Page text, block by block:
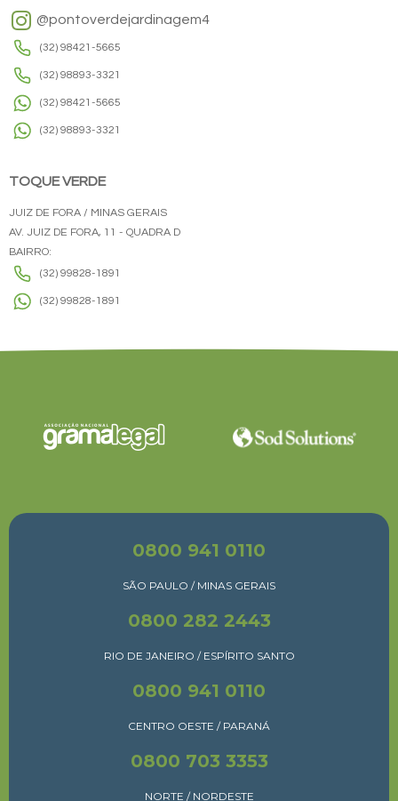
@pontoverdejardinagem4
(32) 98421-5665
(32) 98893-3321
(32) 98421-5665
(32) 98893-3321
TOQUE VERDE
JUIZ DE FORA / MINAS GERAIS
AV. JUIZ DE FORA, 11 - QUADRA D
BAIRRO:
(32) 99828-1891
(32) 99828-1891
0800 941 0110
SÃO PAULO / MINAS GERAIS
0800 282 2443
RIO DE JANEIRO / ESPÍRITO SANTO
0800 941 0110
CENTRO OESTE / PARANÁ
0800 703 3353
NORTE / NORDESTE